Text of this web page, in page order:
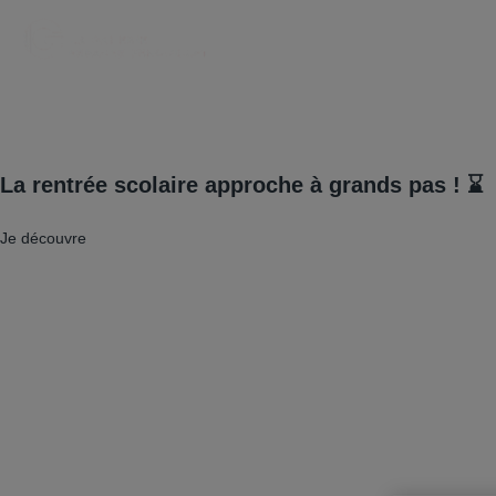
La rentrée scolaire approche à grands pas ! ⌛
Je découvre